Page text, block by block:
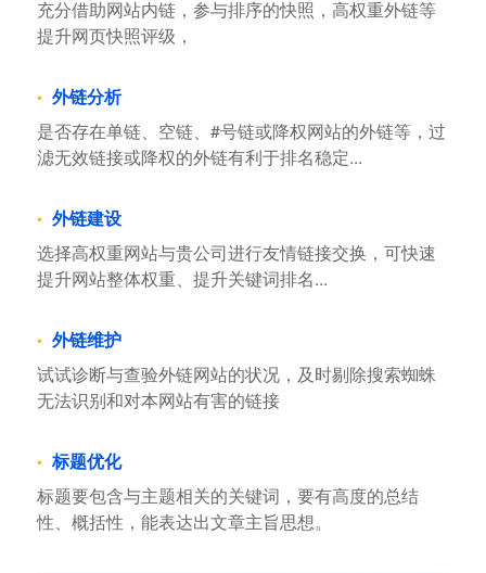
充分借助网站内链，参与排序的快照，高权重外链等
提升网页快照评级，
外链分析
是否存在单链、空链、#号链或降权网站的外链等，过
滤无效链接或降权的外链有利于排名稳定...
外链建设
选择高权重网站与贵公司进行友情链接交换，可快速
提升网站整体权重、提升关键词排名...
外链维护
试试诊断与查验外链网站的状况，及时剔除搜索蜘蛛
无法识别和对本网站有害的链接
标题优化
标题要包含与主题相关的关键词，要有高度的总结
性、概括性，能表达出文章主旨思想。